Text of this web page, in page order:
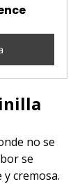
no se
se
cremosa.